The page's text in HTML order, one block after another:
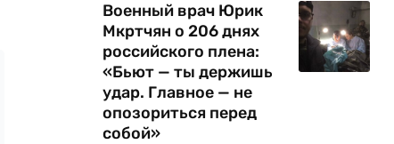
Военный врач Юрик
Мкртчян о 206 днях
российского плена:
«Бьют — ты держишь
удар. Главное — не
опозориться перед
собой»